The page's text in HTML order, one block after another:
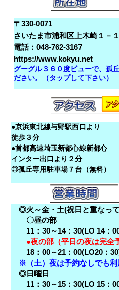
●京浜東北線与野駅西口より
徒歩３分
●首都高速埼玉新都心線新都心
インター出口より２分
◎孤丘専用駐車場７台（無料）
〒330-0071
さいたま市浦和区上木崎１－
電話：048-762-3167
https://www.kokyu.net
グーグル３６０度ビューで、孤
ださい。（タップして下さい）
◎火～金・土(祝日と重なっ
〇昼の部
11：30～14：30(LO 14：00
●夜の部（平日の夜は完全
18：00～21：00(LO20：
※（土）夜は予約なしでも利
◎日曜日
11：30～15：30(LO 15：